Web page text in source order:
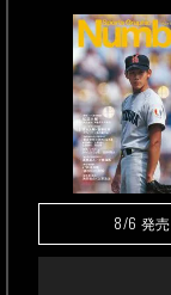
8/6 発売